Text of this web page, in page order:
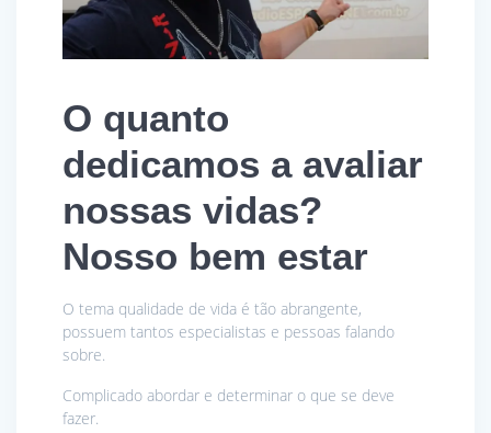
O quanto
dedicamos a avaliar
nossas vidas?
Nosso bem estar
O tema qualidade de vida é tão abrangente,
possuem tantos especialistas e pessoas falando
sobre.
Complicado abordar e determinar o que se deve
fazer.